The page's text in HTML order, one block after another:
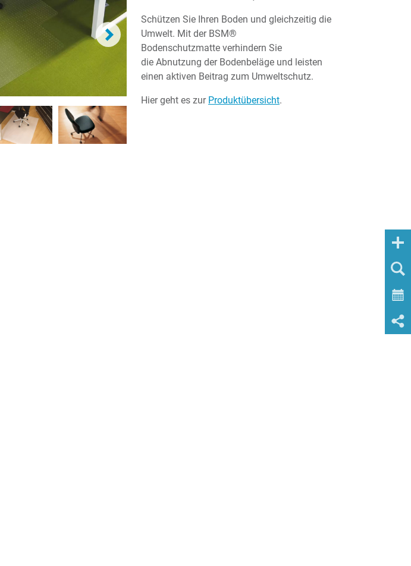
Schützen Sie Ihren Boden und gleichzeitig die
Umwelt. Mit der BSM®
Bodenschutzmatte verhindern Sie
die Abnutzung der Bodenbeläge und leisten
einen aktiven Beitrag zum Umweltschutz.
Hier geht es zur Produktübersicht.